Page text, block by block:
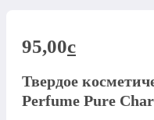
95,00c
Твердое
Perfume Pure